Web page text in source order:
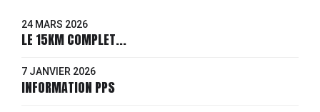
24 MARS 2026
LE 15KM COMPLET...
7 JANVIER 2026
INFORMATION PPS